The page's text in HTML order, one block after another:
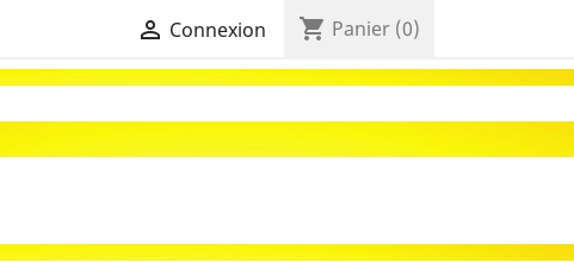
 Connexion shopping_cart Panier (0)